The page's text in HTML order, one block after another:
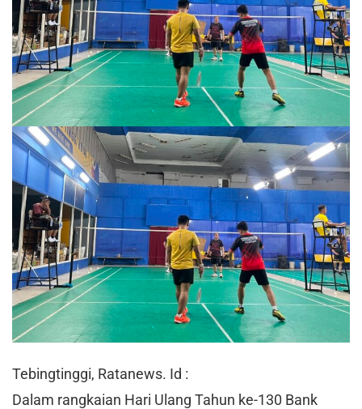
Tebingtinggi, Ratanews. Id :
Dalam rangkaian Hari Ulang Tahun ke-130 Bank